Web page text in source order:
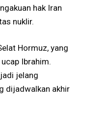
hak Iran
nuklir.
Hormuz, yang
Ibrahim.
jelang
dijadwalkan akhir